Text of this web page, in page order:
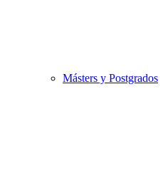
Másters y Postgrados